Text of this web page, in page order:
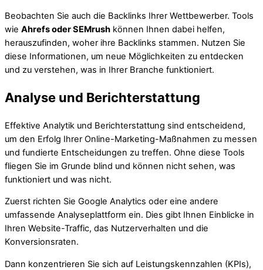
Beobachten Sie auch die Backlinks Ihrer Wettbewerber. Tools
wie Ahrefs oder SEMrush können Ihnen dabei helfen,
herauszufinden, woher ihre Backlinks stammen. Nutzen Sie
diese Informationen, um neue Möglichkeiten zu entdecken
und zu verstehen, was in Ihrer Branche funktioniert.
Analyse und Berichterstattung
Effektive Analytik und Berichterstattung sind entscheidend,
um den Erfolg Ihrer Online-Marketing-Maßnahmen zu messen
und fundierte Entscheidungen zu treffen. Ohne diese Tools
fliegen Sie im Grunde blind und können nicht sehen, was
funktioniert und was nicht.
Zuerst richten Sie Google Analytics oder eine andere
umfassende Analyseplattform ein. Dies gibt Ihnen Einblicke in
Ihren Website-Traffic, das Nutzerverhalten und die
Konversionsraten.
Dann konzentrieren Sie sich auf Leistungskennzahlen (KPIs),